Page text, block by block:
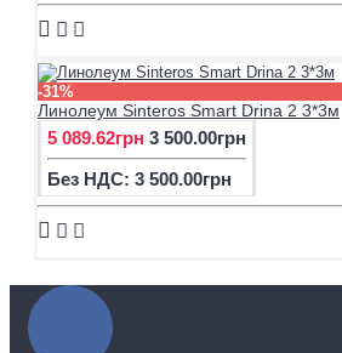
-31%
Линолеум Sinteros Smart Drina 2 3*3м
5 089.62грн 3 500.00грн
Без НДС: 3 500.00грн